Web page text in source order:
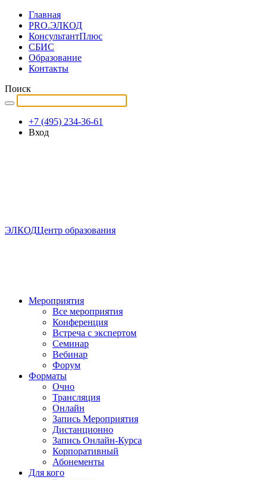
Главная
PRO.ЭЛКОД
КонсультантПлюс
СБИС
Образование
Контакты
Поиск
+7 (495) 234-36-61
Вход
ЭЛКОДЦентр образования
Мероприятия
Все мероприятия
Конференция
Встреча с экспертом
Семинар
Вебинар
Форум
Форматы
Очно
Трансляция
Онлайн
Запись Мероприятия
Дистанционно
Запись Онлайн-Курса
Корпоративный
Абонементы
Для кого